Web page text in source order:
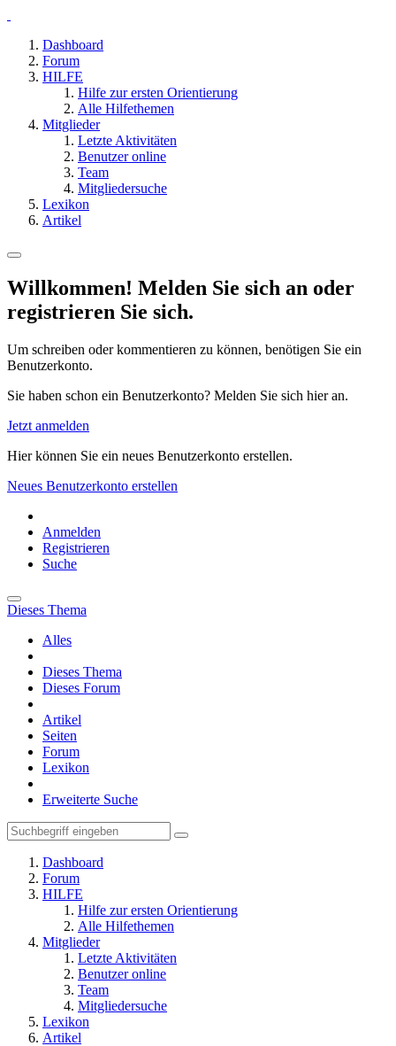
Dashboard
Forum
HILFE
Hilfe zur ersten Orientierung
Alle Hilfethemen
Mitglieder
Letzte Aktivitäten
Benutzer online
Team
Mitgliedersuche
Lexikon
Artikel
Willkommen! Melden Sie sich an oder
registrieren Sie sich.
Um schreiben oder kommentieren zu können, benötigen Sie ein
Benutzerkonto.
Sie haben schon ein Benutzerkonto? Melden Sie sich hier an.
Jetzt anmelden
Hier können Sie ein neues Benutzerkonto erstellen.
Neues Benutzerkonto erstellen
Anmelden
Registrieren
Suche
Dieses Thema
Alles
Dieses Thema
Dieses Forum
Artikel
Seiten
Forum
Lexikon
Erweiterte Suche
Dashboard
Forum
HILFE
Hilfe zur ersten Orientierung
Alle Hilfethemen
Mitglieder
Letzte Aktivitäten
Benutzer online
Team
Mitgliedersuche
Lexikon
Artikel